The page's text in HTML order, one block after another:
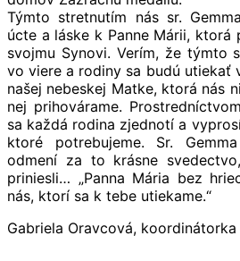
Týmto stretnutím nás sr.
úcte a láske k Panne Márii, ktorá
svojmu Synovi. Verím, že týmto
vo viere a rodiny sa budú utiekať
našej nebeskej Matke, ktorá nás
nej prihovárame.
sa každá rodina zjednotí a
ktoré potrebujeme. Sr.
odmení za to krásne
priniesli… „Panna Mária bez
nás, ktorí sa k tebe utiekame.“
Gabriela Oravcová, koordinátorka